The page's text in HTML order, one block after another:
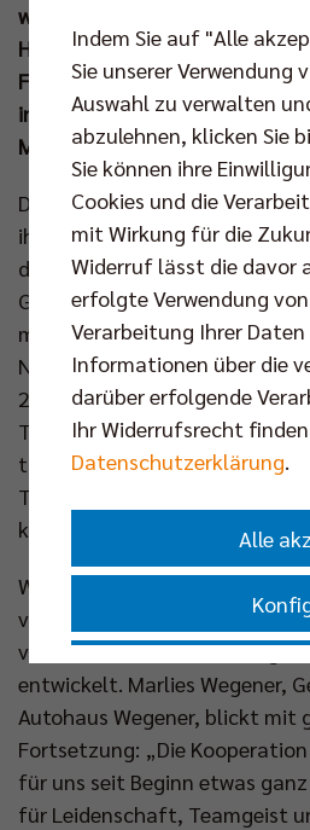
weiterhin in ihren Fahrzeugen
Hauptstadt unterwegs sein.
Familienunternehmen mit
in und um Berlin auch künftig
Mobilitätspartner des
Die BR Volleys und das
ihren gemeinsamen Weg fort.
des Hauptstadtclubs hat sein
Gewinn der 16. Meisterschaft
mindestens 2028 Teil des
NETZwerks bleiben. Seit dem
2022 unterstützt die
Team von der Spree mit einer
trägt maßgeblich dazu bei,
Trainer abseits des Spielfelds
komfortabel fortbewegen
Was mit der Übergabe der
vier Jahren begann, hat sich
vertrauensvollen und
entwickelt. Marlies Wegener,
Autohaus Wegener, blickt mit
Fortsetzung: „Die
für uns seit Beginn etwas
für Leidenschaft, Teamgeist
Indem Sie auf "Alle
Sie unserer Verwendung
Auswahl zu verwalten
abzulehnen, klicken Sie
Sie können ihre
Cookies und die
mit Wirkung für die
Widerruf lässt die davor
erfolgte Verwendung
Verarbeitung Ihrer
Informationen über die
darüber erfolgende
Ihr Widerrufsrecht finden
Datenschutzerklärung.
Alle
Nur essenzielle
Impressum|